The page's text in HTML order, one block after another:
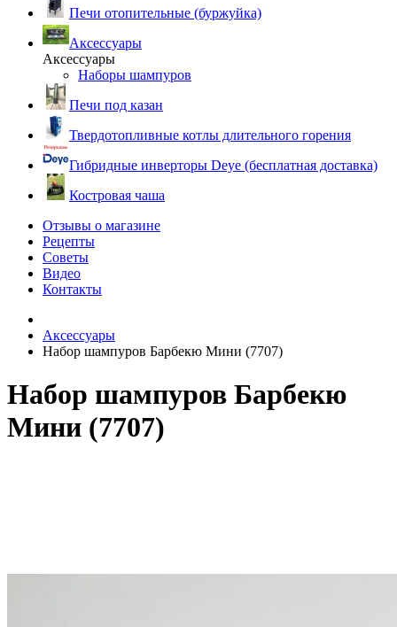
Печи отопительные (буржуйка)
Аксессуары
Аксессуары
Наборы шампуров
Печи под казан
Твердотопливные котлы длительного горения
Гибридные инверторы Deye (бесплатная доставка)
Костровая чаша
Отзывы о магазине
Рецепты
Советы
Видео
Контакты
Аксессуары
Набор шампуров Барбекю Мини (7707)
Набор шампуров Барбекю
Мини (7707)